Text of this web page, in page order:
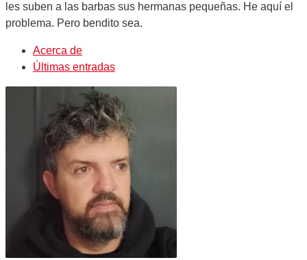
les suben a las barbas sus hermanas pequeñas. He aquí el
problema. Pero bendito sea.
Acerca de
Últimas entradas